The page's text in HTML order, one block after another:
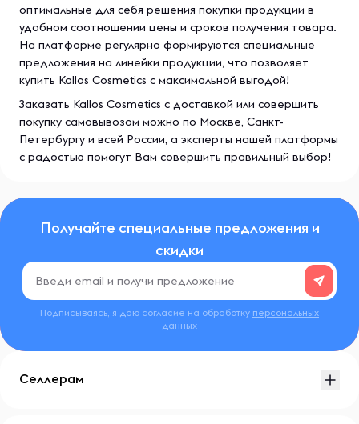
оптимальные для себя решения покупки продукции в
удобном соотношении цены и сроков получения товара.
На платформе регулярно формируются специальные
предложения на линейки продукции, что позволяет
купить Kallos Cosmetics с максимальной выгодой!
Заказать Kallos Cosmetics с доставкой или совершить
покупку самовывозом можно по Москве, Санкт-
Петербургу и всей России, а эксперты нашей платформы
с радостью помогут Вам совершить правильный выбор!
Получайте специальные предложения и
скидки
Подписываясь, я даю согласие на обработку персональных
данных
Селлерам